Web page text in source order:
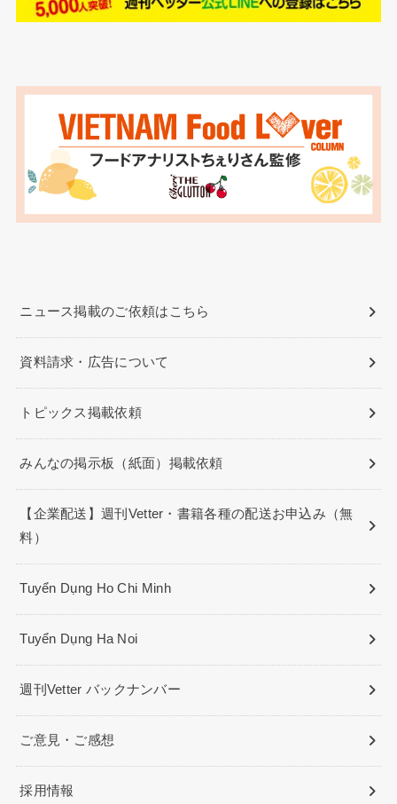
ニュース掲載のご依頼はこちら
資料請求・広告について
トピックス掲載依頼
みんなの掲示板（紙面）掲載依頼
【企業配送】週刊Vetter・書籍各種の配送お申込み（無
料）
Tuyển Dụng Ho Chi Minh
Tuyển Dụng Ha Noi
週刊Vetter バックナンバー
ご意見・ご感想
採用情報